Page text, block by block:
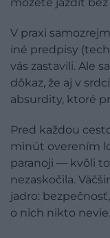
V praxi
iné predpisy
vás zastavili. Ale
dôkaz, že aj v
absurdity, ktoré
Pred každou
minút overením
paranoji — kvôli
nezaskočila.
jadro:
o nich nikto nevie.